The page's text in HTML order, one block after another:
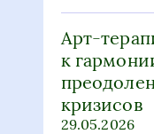
Арт-
к
кризисов
29.05.2026